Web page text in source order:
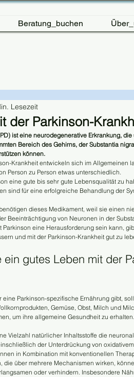
Beratung_buchen
der Parkinson-
Lesezeit
ist eine neurodegenerative Erkrankung,
Bereich des Gehirns, der Substantia
können.
Krankheit entwickeln sich im Allgemeinen
Person zu Person etwas unterschiedlich.
eine gute bis sehr gute Lebensqualität zu
sind für eine erfolgreiche Behandlung der
dieses Medikament, weil sie einen
Beeinträchtigung von Neuronen in der
eine Herausforderung sein kann,
und mit der Parkinson-Krankheit gut zu
ein gutes Leben mit der
eine Parkinson-spezifische Ernährung gibt,
Gemüse, Obst, Milch und
um ihre allgemeine Gesundheit zu erhalten.
Vielzahl natürlicher Inhaltsstoffe die
der Unterdrückung von
in Kombination mit konventionellen
die über mehrere Mechanismen wirken,
oder verhindern. Insbesondere